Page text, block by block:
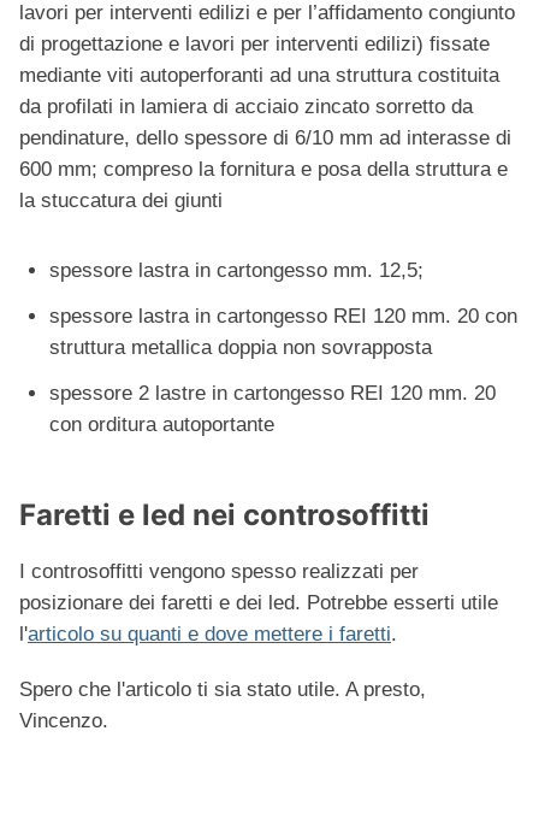
lavori per interventi edilizi e per l’affidamento congiunto
di progettazione e lavori per interventi edilizi) fissate
mediante viti autoperforanti ad una struttura costituita
da profilati in lamiera di acciaio zincato sorretto da
pendinature, dello spessore di 6/10 mm ad interasse di
600 mm; compreso la fornitura e posa della struttura e
la stuccatura dei giunti
spessore lastra in cartongesso mm. 12,5;
spessore lastra in cartongesso REI 120 mm. 20 con
struttura metallica doppia non sovrapposta
spessore 2 lastre in cartongesso REI 120 mm. 20
con orditura autoportante
Faretti e led nei controsoffitti
I controsoffitti vengono spesso realizzati per
posizionare dei faretti e dei led. Potrebbe esserti utile
l'articolo su quanti e dove mettere i faretti.
Spero che l'articolo ti sia stato utile. A presto,
Vincenzo.